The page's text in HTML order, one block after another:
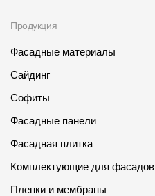
Награды
Отправка рекламации
B2B
Отзывы
Продукция
Фасадные материалы
Сайдинг
Софиты
Фасадные панели
Фасадная плитка
Комплектующие для фасадов
Пленки и мембраны